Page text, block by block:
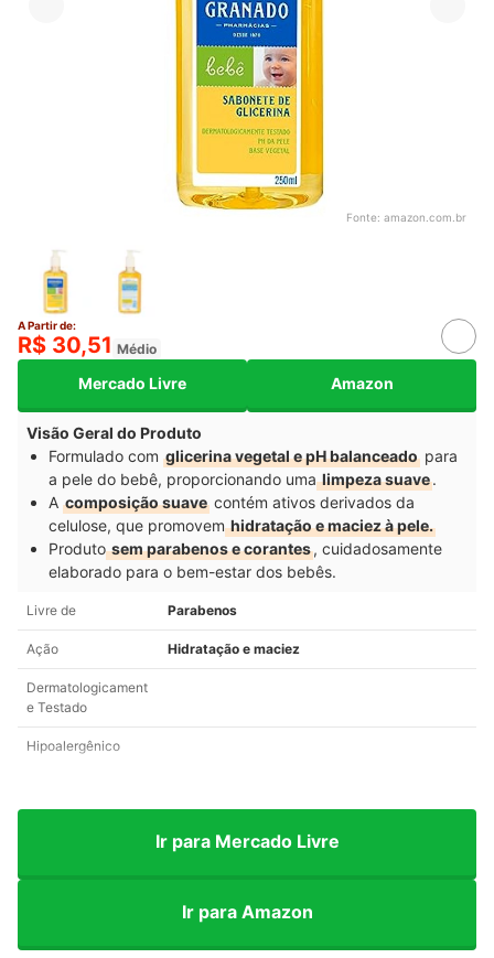
Fonte: amazon.com.br
A Partir de:
R$ 30,51 Médio
Mercado Livre Amazon
Visão Geral do Produto
Formulado com glicerina vegetal e pH balanceado para
a pele do bebê, proporcionando umalimpeza suave.
A composição suave contém ativos derivados da
celulose, que promovemhidratação e maciez à pele.
Produtosem parabenos e corantes, cuidadosamente
elaborado para o bem-estar dos bebês.
Livre de Parabenos
Ação Hidratação e maciez
Dermatologicament
e Testado
Hipoalergênico
Ir para Mercado Livre
Ir para Amazon